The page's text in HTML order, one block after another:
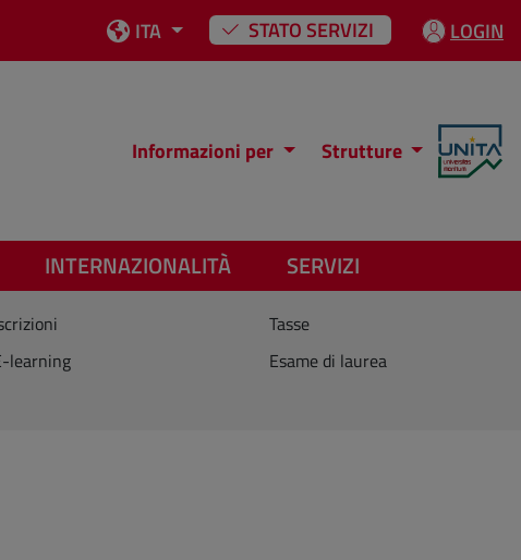
ITA STATO SERVIZI LOGIN
Informazioni per Strutture
INTERNAZIONALITÀ SERVIZI
Tasse
learning
Esame di laurea